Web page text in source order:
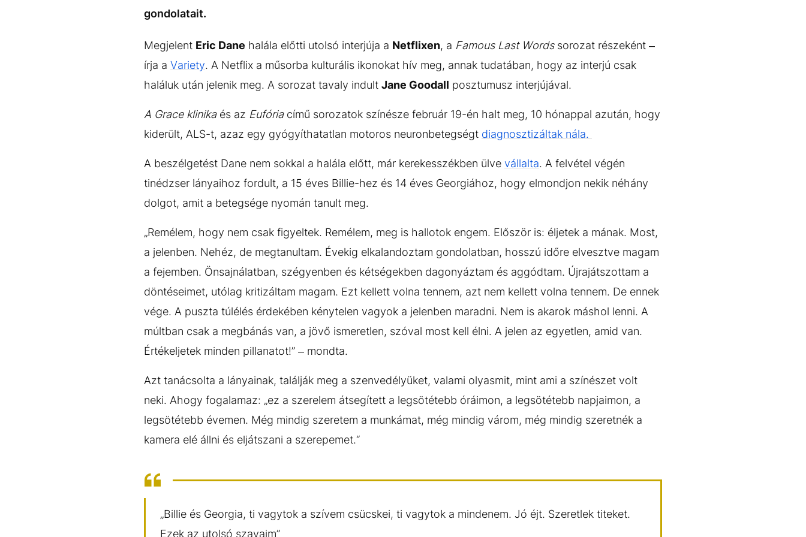
Kvíz
gondolatait.
Megjelent Eric Dane halála előtti utolsó interjúja a Netflixen, a Famous Last Wordssorozat részeként –
írja a Variety. A Netflix a műsorba kulturális ikonokat hív meg, annak tudatában, hogy az interjú csak
haláluk után jelenik meg. A sorozat tavaly indult Jane Goodall posztumusz interjújával.
A Grace klinikaés az Eufóriacímű sorozatok színésze február 19-én halt meg, 10 hónappal azután, hogy
kiderült, ALS-t, azaz egy gyógyíthatatlan motoros neuronbetegségt diagnosztizáltak nála.
A beszélgetést Dane nem sokkal a halála előtt, már kerekesszékben ülve vállalta. A felvétel végén
tinédzser lányaihoz fordult, a 15 éves Billie-hez és 14 éves Georgiához, hogy elmondjon nekik néhány
dolgot, amit a betegsége nyomán tanult meg.
„Remélem, hogy nem csak figyeltek. Remélem, meg is hallotok engem. Először is: éljetek a mának. Most,
a jelenben. Nehéz, de megtanultam. Évekig elkalandoztam gondolatban, hosszú időre elvesztve magam
a fejemben. Önsajnálatban, szégyenben és kétségekben dagonyáztam és aggódtam. Újrajátszottam a
döntéseimet, utólag kritizáltam magam. Ezt kellett volna tennem, azt nem kellett volna tennem. De ennek
vége. A puszta túlélés érdekében kénytelen vagyok a jelenben maradni. Nem is akarok máshol lenni. A
múltban csak a megbánás van, a jövő ismeretlen, szóval most kell élni. A jelen az egyetlen, amid van.
Értékeljetek minden pillanatot!” – mondta.
Azt tanácsolta a lányainak, találják meg a szenvedélyüket, valami olyasmit, mint ami a színészet volt
neki. Ahogy fogalamaz: „ez a szerelem átsegített a legsötétebb óráimon, a legsötétebb napjaimon, a
legsötétebb évemen. Még mindig szeretem a munkámat, még mindig várom, még mindig szeretnék a
kamera elé állni és eljátszani a szerepemet.“
„Billie és Georgia, ti vagytok a szívem csücskei, ti vagytok a mindenem. Jó éjt. Szeretlek titeket.
Ezek az utolsó szavaim”